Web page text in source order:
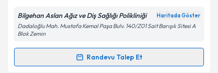
Kişisel verilerimin işlenmesine ilişkinAydınlatma
'ni okudum ve kişisel verilerimin belirtilen
kapsamda işlenmesini kabul ediyorum.
Bilgehan Aslan Ağız ve Diş Sağlığı Polikliniği Haritada Göster
Dadaloğlu Mah. Mustafa Kemal Paşa Bulv. 140/Z01 Sait Barışık Sitesi A
Blok Zemin
Randevu Talep Et
Randevu Takvimi Talebi